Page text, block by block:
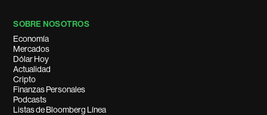
SOBRE NOSOTROS
Economía
Mercados
Dólar Hoy
Actualidad
Cripto
Finanzas Personales
Podcasts
Listas de Bloomberg Línea